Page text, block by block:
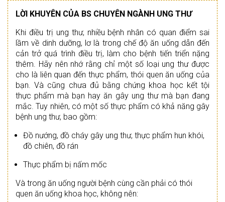
LỜI KHUYÊN CỦA BS CHUYÊN NGÀNH UNG THƯ
Khi điều trị ung thư, nhiều bệnh nhân có quan điểm sai
lầm về dinh dưỡng, lơ là trong chế độ ăn uống dẫn đến
cản trở quá trình điều trị, làm cho bệnh tiến triển nặng
thêm. Hãy nên nhớ rằng chỉ một số loại ung thư được
cho là liên quan đến thực phẩm, thói quen ăn uống của
bạn. Và cũng chưa đủ bằng chứng khoa học kết tội
thực phẩm mà bạn hay ăn gây ung thư mà bạn đang
mắc. Tuy nhiên, có một số thực phẩm có khả năng gây
bệnh ung thư, bao gồm:
Đồ nướng, đồ cháy gây ung thư, thực phẩm hun khói,
đồ chiên, đồ rán
Thực phẩm bị nấm mốc
Và trong ăn uống người bệnh cùng cần phải có thói
quen ăn uống khoa học, không nên: